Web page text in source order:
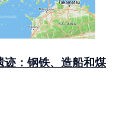
：钢铁、造船和煤